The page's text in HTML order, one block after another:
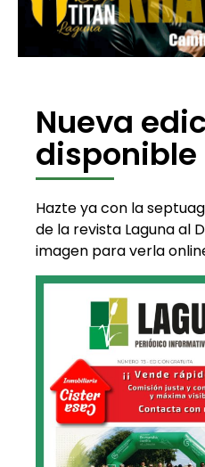
Nueva
disponible
Hazte ya con la
de la revista Laguna al
imagen para verla